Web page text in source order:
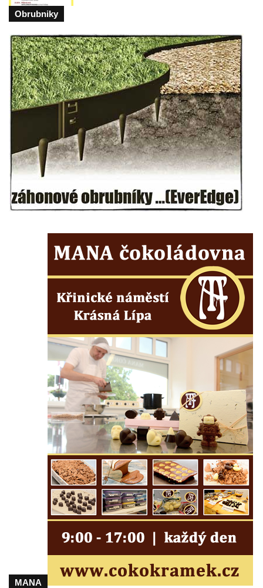
Budějovicích
Socha svatého Vincence Ferrerského na
nádvoří kláštera dominikánů v Českých
Budějovicích
Socha svatého Zachariáše na nádvoří
kláštera dominikánů v Českých
Budějovicích
Socha svatého Josefa na nádvoří kláštera
dominikánů v Českých Budějovicích
Socha svaté Anny na nádvoří kláštera
dominikánů v Českých Budějovicích
Socha svatého Dominika na nádvoří
kláštera dominikánů v Českých
Sousoší Kalvárie před klášterem
dominikánů u Piaristického náměstí v
Českých Budějovicích
Socha svatého Václava u pramene v
na radnici v Českých Budějovicích
Pamětní deska na biskupské rezidenci v
Českých Budějovicích
Pamětní deska Josefa Hloucha na
biskupské rezidenci v Českých
Budějovicích
Socha žáby u rybníčku na Náměstí v
Kamenném Újezdě
Pamětní kámen družebních obcí Kamenný
Újezd a Krauchthal v parku na Náměstí v
Kamenném Újezdě
Velešíně
Velešíně
Obrubniky
MANA